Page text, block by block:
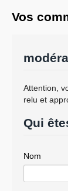
Vos
Attention,
relu et
Qui
Nom